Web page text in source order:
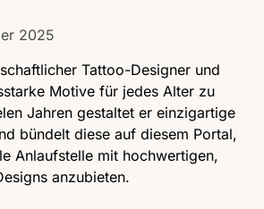
2025
Tattoo-Designer und
Motive für jedes Alter zu
Jahren gestaltet er einzigartige
bündelt diese auf diesem Portal,
Anlaufstelle mit hochwertigen,
anzubieten.